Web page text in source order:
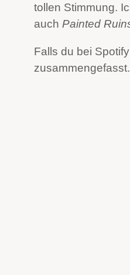
tollen Stimmung.
auch Painted
Falls du bei
zusammengefasst.